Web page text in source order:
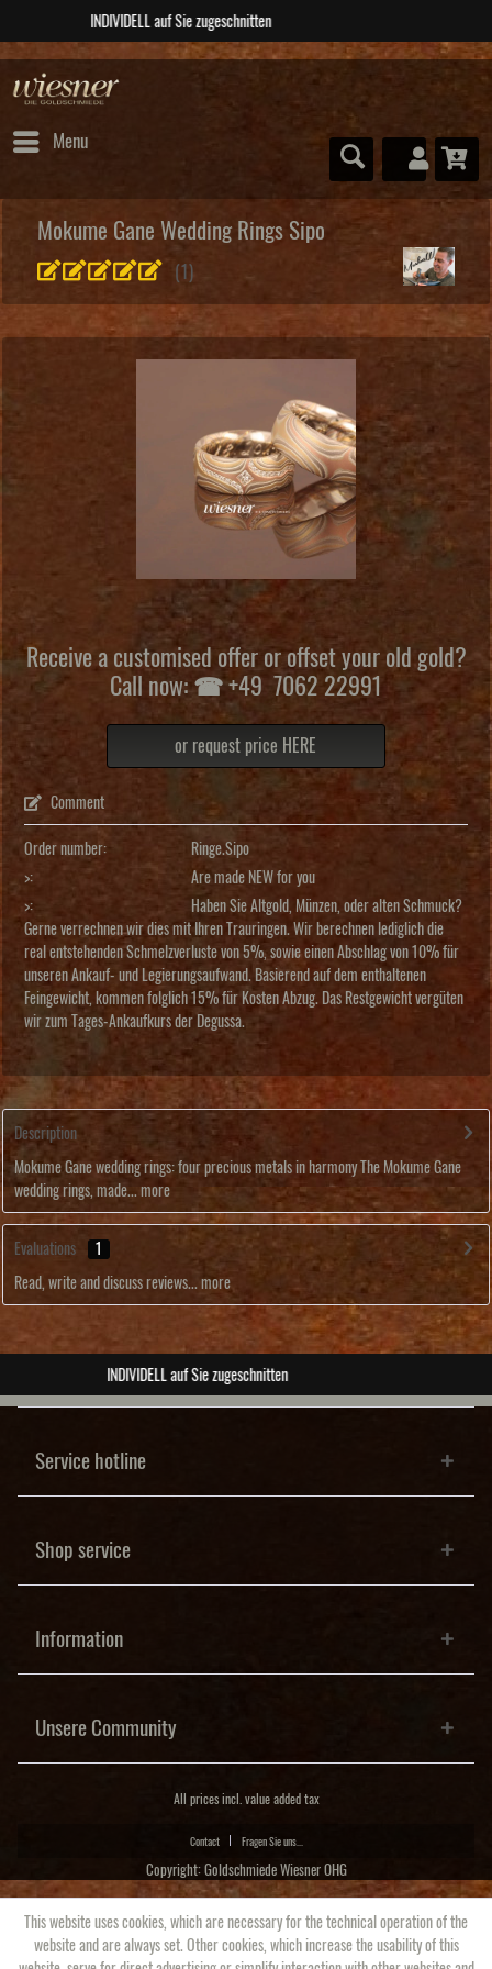
ABSOLUTE Unikate
Menu
Mokume Gane Wedding Rings Sipo
( 1 )
Receive a customised offer or offset your old gold?
Call now: ☎ +49 7062 22991
or request price HERE
Comment
Order number:
Ringe.Sipo
>:
Are made NEW for you
>:
Haben Sie Altgold, Münzen, oder alten Schmuck?
Gerne verrechnen wir dies mit Ihren Trauringen. Wir berechnen lediglich die
real entstehenden Schmelzverluste von 5%, sowie einen Abschlag von 10% für
unseren Ankauf- und Legierungsaufwand. Basierend auf dem enthaltenen
Feingewicht, kommen folglich 15% für Kosten Abzug. Das Restgewicht vergüten
wir zum Tages-Ankaufkurs der Degussa.
Description
Mokume Gane wedding rings: four precious metals in harmony The Mokume Gane
wedding rings, made... more
Evaluations 1
Read, write and discuss reviews... more
ABSOLUTE Unikate
Service hotline
Shop service
Information
Unsere Community
All prices incl. value added tax
Contact Fragen Sie uns...
Copyright: Goldschmiede Wiesner OHG
This website uses cookies, which are necessary for the technical operation of the
website and are always set. Other cookies, which increase the usability of this